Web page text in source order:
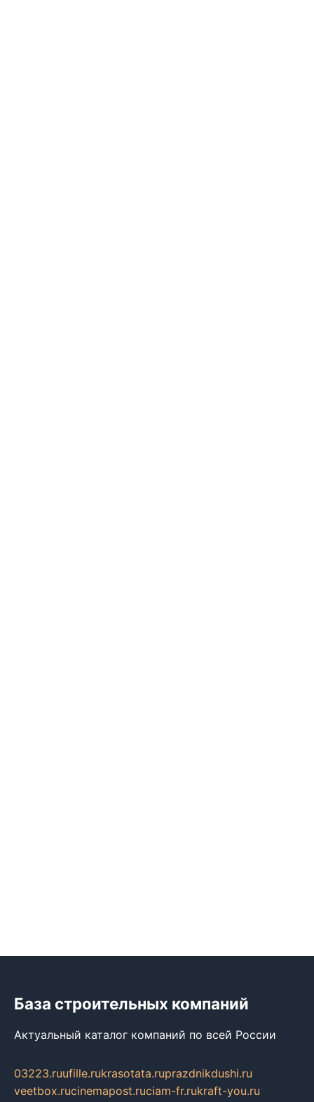
База строительных компаний
Актуальный каталог компаний по всей России
03223.ruufille.rukrasotata.ruprazdnikdushi.ru
veetbox.rucinemapost.ruciam-fr.rukraft-you.ru